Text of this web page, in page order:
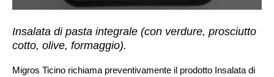
Insalata di pasta integrale (con verdure, prosciutto
cotto, olive, formaggio).
Migros Ticino richiama preventivamente il prodotto Insalata di